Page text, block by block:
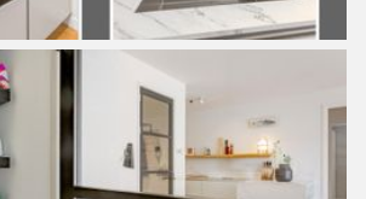
with a marble look. The bedrooms
both sides of the living room, on the left
a bathroom, and a laundry/storage
one of which is very spacious
with a mirror, both have access and a